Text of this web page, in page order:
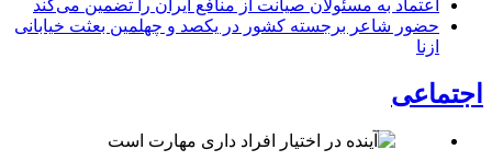
اعتماد به مسئولان صیانت از منافع ایران را تضمین می‌کند
حضور شاعر برجسته کشور در یکصد و چهلمین بعثت خیابانی
ازنا
اجتماعی